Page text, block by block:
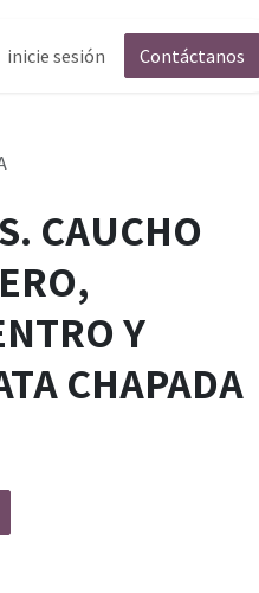
inicie sesión Contáctanos
CAUCHO
Y
CHAPADA